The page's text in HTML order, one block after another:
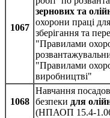
1067
зернових та
охорони праці
зберігання та
"Правилами
"Правилами
виробництві"
1068
Навчання
безпеки для
(НПАОП 15.4-